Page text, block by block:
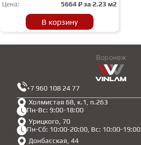
Цена: 5664₽ за 2.23 м2
В корзину
Воронеж
Холмистая 68, к.1, п.263
Пн-Вс: 9:00-18:00
Урицкого, 70
Пн-Сб: 10:00-20:00, Вс: 10:00-19:00
Донбасская, 44
+7 960 108 24 77